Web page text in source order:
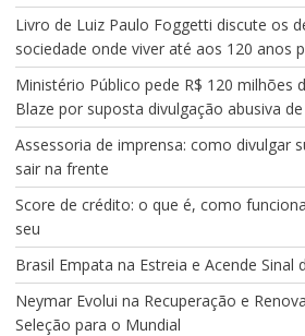
Livro de Luiz Paulo Foggetti discute os
sociedade onde viver até aos 120 anos
Ministério Público pede R$ 120 milhões
Blaze por suposta divulgação abusiva
Assessoria de imprensa: como divulgar
sair na frente
Score de crédito: o que é, como
seu
Brasil Empata na Estreia e Acende Sinal
Neymar Evolui na Recuperação e
Seleção para o Mundial